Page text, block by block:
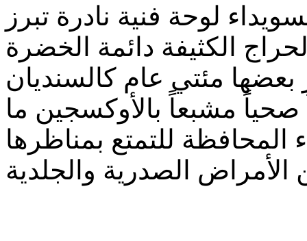
لوحة فنية نادرة تبرز
الكثيفة دائمة الخضرة
بعضها مئتي عام كالسنديان
صحياً مشبعاً بالأوكسجين ما
المحافظة للتمتع بمناظرها